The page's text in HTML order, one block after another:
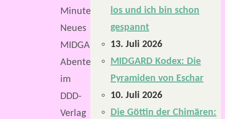
Minuten
Neues
MIDGARD-
Abenteuer
im
DDD-
Verlag
los und ich bin schon
gespannt
13. Juli 2026
MIDGARD Kodex: Die
Pyramiden von Eschar
10. Juli 2026
Die Göttin der Chimären: